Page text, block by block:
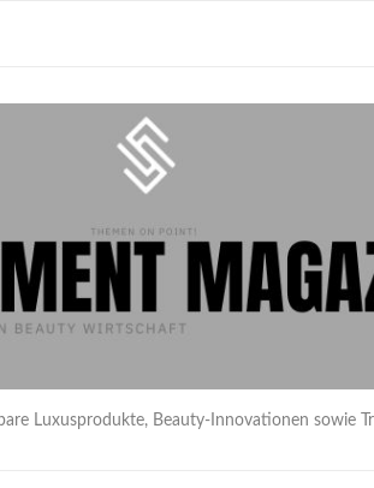
Luxusprodukte, Beauty-Innovationen sowie